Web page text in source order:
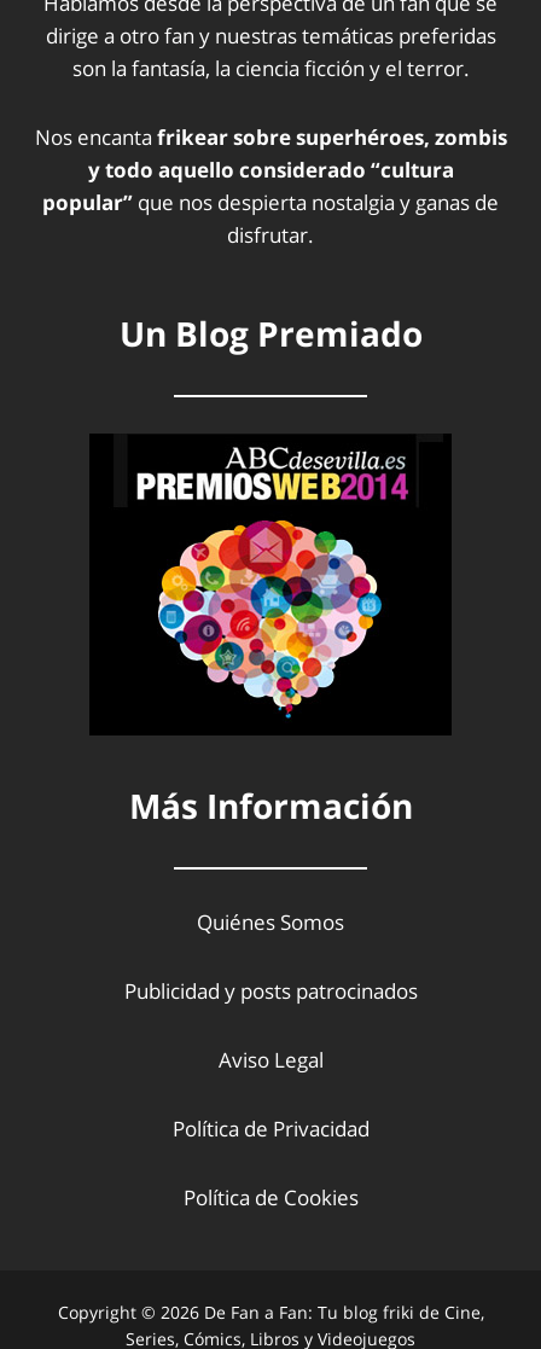
dirige a otro fan y nuestras temáticas preferidas
son la fantasía, la ciencia ficción y el terror.
Nos encanta frikear sobre superhéroes, zombis
y todo aquello considerado “cultura
popular” que nos despierta nostalgia y ganas de
disfrutar.
Un Blog Premiado
Más Información
Quiénes Somos
Publicidad y posts patrocinados
Aviso Legal
Política de Privacidad
Política de Cookies
Copyright © 2026 De Fan a Fan: Tu blog friki de Cine,
Series, Cómics, Libros y Videojuegos